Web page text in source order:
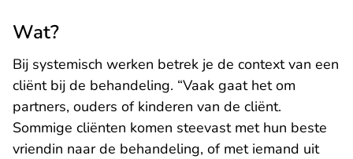
Wat?
Bij systemisch werken betrek je de context van een
cliënt bij de behandeling. “Vaak gaat het om
partners, ouders of kinderen van de cliënt.
Sommige cliënten komen steevast met hun beste
vriendin naar de behandeling, of met iemand uit